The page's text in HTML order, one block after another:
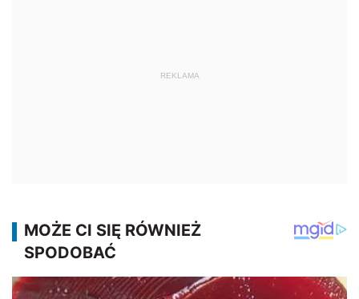
REKLAMA